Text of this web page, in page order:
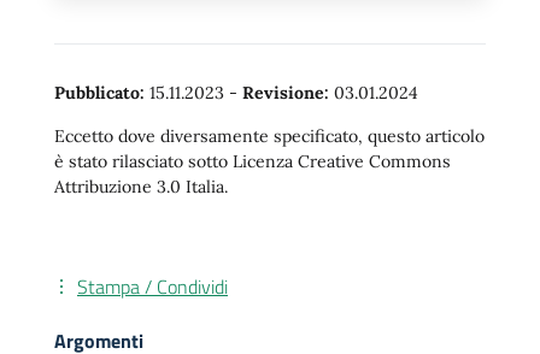
Pubblicato: 15.11.2023 - Revisione: 03.01.2024
Eccetto dove diversamente specificato, questo articolo
è stato rilasciato sotto Licenza Creative Commons
Attribuzione 3.0 Italia.
Stampa / Condividi
Argomenti